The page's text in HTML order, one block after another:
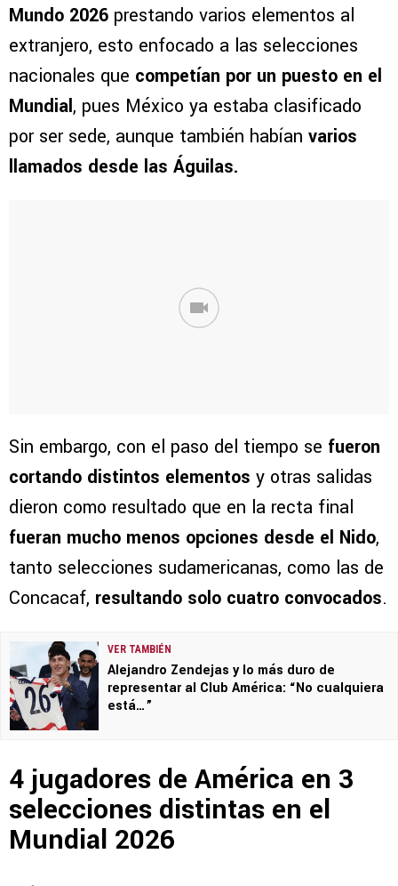
Mundo 2026 prestando varios elementos al
extranjero, esto enfocado a las selecciones
nacionales que competían por un puesto en el
Mundial, pues México ya estaba clasificado
por ser sede, aunque también habían varios
llamados desde las Águilas.
Sin embargo, con el paso del tiempo se fueron
cortando distintos elementos y otras salidas
dieron como resultado que en la recta final
fueran mucho menos opciones desde el Nido,
tanto selecciones sudamericanas, como las de
Concacaf, resultando solo cuatro convocados.
VER TAMBIÉN
Alejandro Zendejas y lo más duro de
representar al Club América: “No cualquiera
está…”
4 jugadores de América en 3
selecciones distintas en el
Mundial 2026